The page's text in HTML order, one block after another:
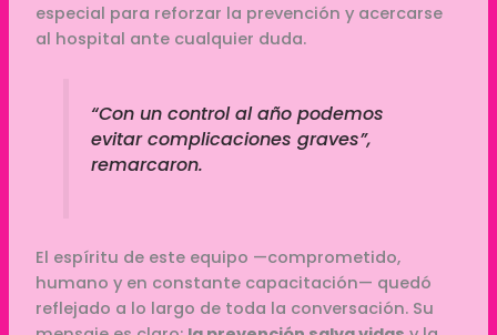
especial para reforzar la prevención y acercarse
al hospital ante cualquier duda.
“Con un control al año podemos
evitar complicaciones graves”,
remarcaron.
El espíritu de este equipo —comprometido,
humano y en constante capacitación— quedó
reflejado a lo largo de toda la conversación. Su